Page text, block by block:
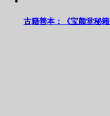
古籍善本：《宝颜堂秘